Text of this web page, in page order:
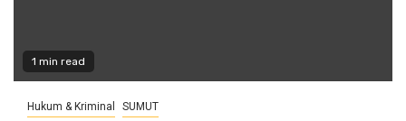
1 min read
Hukum & Kriminal SUMUT